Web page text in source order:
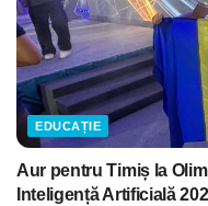
EDUCAȚIE
Aur pentru Timiș la
Inteligență Artificială